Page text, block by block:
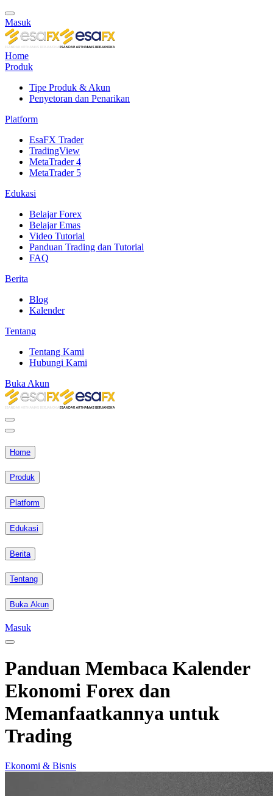
Masuk
Home
Produk
Tipe Produk & Akun
Penyetoran dan Penarikan
Platform
EsaFX Trader
TradingView
MetaTrader 4
MetaTrader 5
Edukasi
Belajar Forex
Belajar Emas
Video Tutorial
Panduan Trading dan Tutorial
FAQ
Berita
Blog
Kalender
Tentang
Tentang Kami
Hubungi Kami
Buka Akun
Home
Produk
Platform
Edukasi
Berita
Tentang
Buka Akun
Masuk
Panduan Membaca Kalender
Ekonomi Forex dan
Memanfaatkannya untuk
Trading
Ekonomi & Bisnis